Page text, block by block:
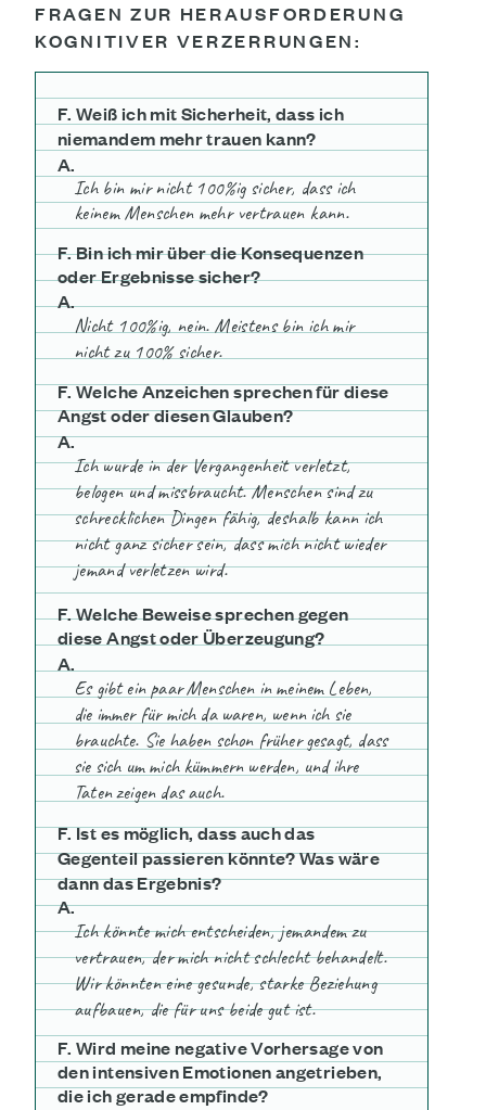
FRAGEN ZUR HERAUSFORDERUNG
KOGNITIVER VERZERRUNGEN:
F. Weiß ich mit Sicherheit, dass ich
niemandem mehr trauen kann?
A.
Ich bin mir nicht 100%ig sicher, dass ich
keinem Menschen mehr vertrauen kann.
F. Bin ich mir über die Konsequenzen
oder Ergebnisse sicher?
A.
Nicht 100%ig, nein. Meistens bin ich mir
nicht zu 100% sicher.
F. Welche Anzeichen sprechen für diese
Angst oder diesen Glauben?
A.
Ich wurde in der Vergangenheit verletzt,
belogen und missbraucht. Menschen sind zu
schrecklichen Dingen fähig, deshalb kann ich
nicht ganz sicher sein, dass mich nicht wieder
jemand verletzen wird.
F. Welche Beweise sprechen gegen
diese Angst oder Überzeugung?
A.
Es gibt ein paar Menschen in meinem Leben,
die immer für mich da waren, wenn ich sie
brauchte. Sie haben schon früher gesagt, dass
sie sich um mich kümmern werden, und ihre
Taten zeigen das auch.
F. Ist es möglich, dass auch das
Gegenteil passieren könnte? Was wäre
dann das Ergebnis?
A.
Ich könnte mich entscheiden, jemandem zu
vertrauen, der mich nicht schlecht behandelt.
Wir könnten eine gesunde, starke Beziehung
aufbauen, die für uns beide gut ist.
F. Wird meine negative Vorhersage von
den intensiven Emotionen angetrieben,
die ich gerade empfinde?